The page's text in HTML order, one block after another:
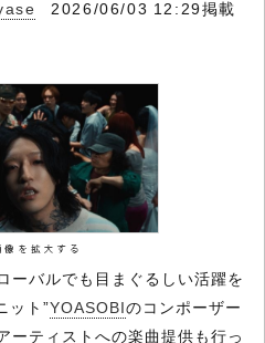
2026/06/03 12:29掲載
ーバルでも目まぐるしい活躍を
ット”YOASOBIのコンポーザー
ーティストへの楽曲提供も行っ